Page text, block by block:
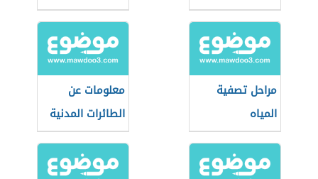
مراحل تصفية
المياه
معلومات عن
الطائرات المدنية